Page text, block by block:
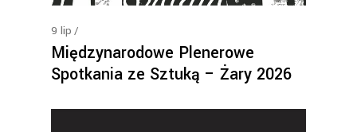
9 lip
Międzynarodowe Plenerowe
Spotkania ze Sztuką – Żary 2026